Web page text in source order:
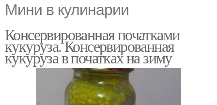
Мини в кулинарии
Консервированная початками
кукуруза. Консервированная
кукуруза в початках на зиму